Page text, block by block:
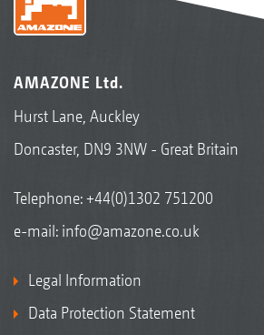
AMAZONE Ltd.
Hurst Lane, Auckley
Doncaster, DN9 3NW - Great Britain
Telephone:+44(0)1302 751200
e-mail: info@amazone.co.uk
Legal Information
Data Protection Statement